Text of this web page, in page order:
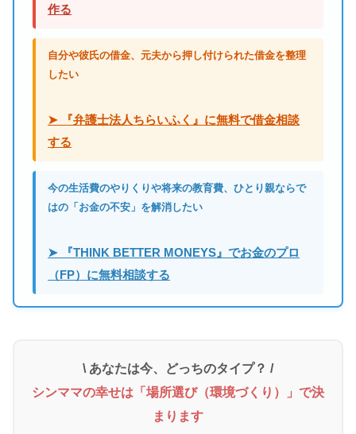
作る
自分や彼氏の借金、元夫から押し付けられた借金を整理
したい
➤ 『弁護士法人ちらいふく』に無料で借金相談
する
今の生活費のやりくりや将来の教育費、ひとり親ならで
はの「お金の不安」を解消したい
➤ 『THINK BETTER MONEYS』でお金のプロ
（FP）に無料相談する
\ あなたは今、どっちのタイプ？ /
シンママの幸せは「場所選び（環境づくり）」で決
まります